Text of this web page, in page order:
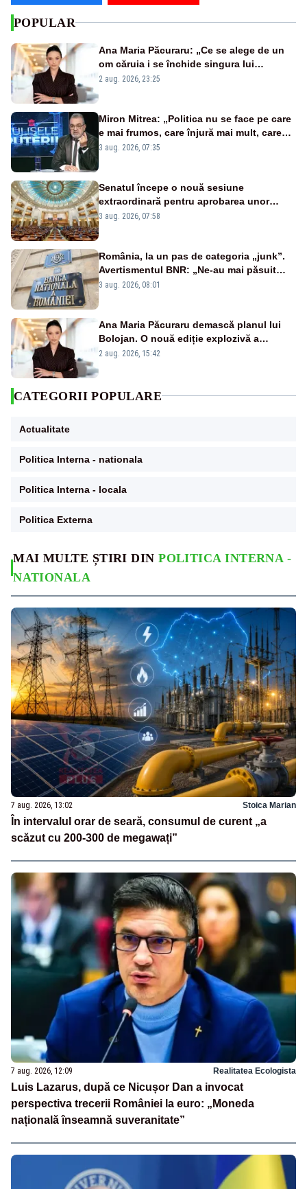
MAI MULTE ȘTIRI DINPOLITICA INTERNA -
NATIONALA
7 aug. 2026, 13:02 Stoica Marian
În intervalul orar de seară, consumul de curent „a
scăzut cu 200-300 de megawați”
7 aug. 2026, 12:09 Realitatea Ecologista
Luis Lazarus, după ce Nicușor Dan a invocat
perspectiva trecerii României la euro: „Moneda
națională înseamnă suveranitate”
POPULAR
Ana Maria Păcuraru: „Ce se alege de un
om căruia i se închide singura lui
portiță?”
2 aug. 2026, 23:25
Miron Mitrea: „Politica nu se face pe care
e mai frumos, care înjură mai mult, care
țipă mai tare, ci pe proiecte”
3 aug. 2026, 07:35
Senatul începe o nouă sesiune
extraordinară pentru aprobarea unor
jaloane din PNRR
3 aug. 2026, 07:58
România, la un pas de categoria „junk”.
Avertismentul BNR: „Ne-au mai păsuit
pentru câteva luni”
3 aug. 2026, 08:01
Ana Maria Păcuraru demască planul lui
Bolojan. O nouă ediție explozivă a
emisiunii „Miza Zilei” la Realitatea PLUS
2 aug. 2026, 15:42
CATEGORII POPULARE
Actualitate
Politica Interna - nationala
Politica Interna - locala
Politica Externa